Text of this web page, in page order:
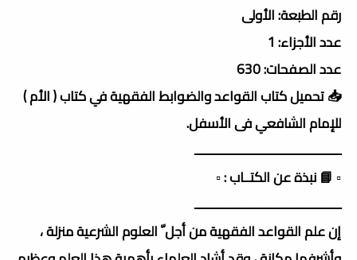
رقم الطبعة: الأولى
عدد الأجزاء: 1
عدد الصفحات: 630
📥 تحميل كتاب القواعد والضوابط الفقهية في كتاب ( الأم )
للإمام الشافعي فى الأسفل.
ــــــــــــــــــــــــــــــــــــــــــــــ
▫️ 📘 نبذة عن الكتــاب : ▫️
ــــــــــــــــــــــــــــــــــــــــــــــ
إن علم القواعد الفقهية من أجل ّ العلوم الشرعية منزلة ،